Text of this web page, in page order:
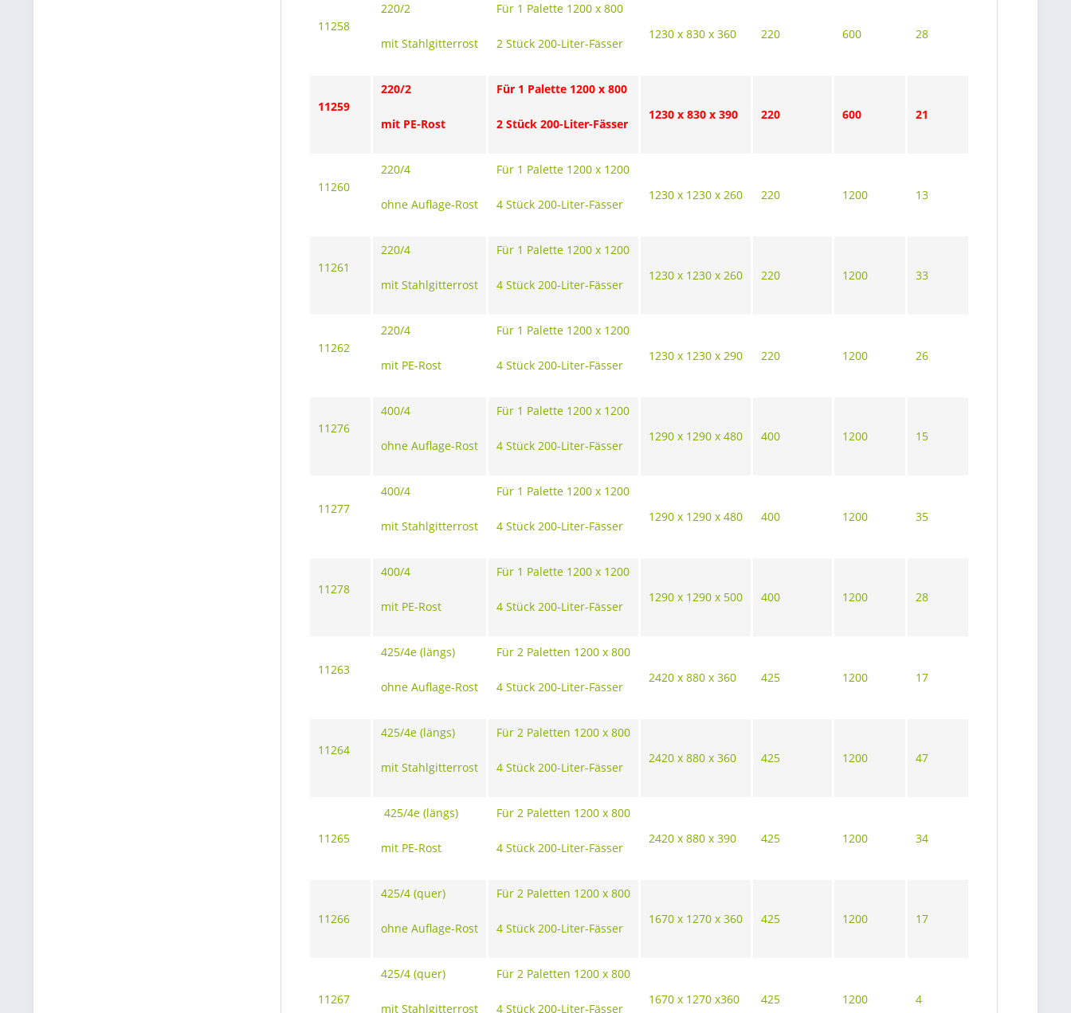
11258
220/2
mit Stahlgitterrost
Für 1 Palette 1200 x 800
2 Stück 200-Liter-Fässer
1230 x 830 x 360 220 600 28
11259
220/2
mit PE-Rost
Für 1 Palette 1200 x 800
2 Stück 200-Liter-Fässer
1230 x 830 x 390 220 600 21
11260
220/4
ohne Auflage-Rost
Für 1 Palette 1200 x 1200
4 Stück 200-Liter-Fässer
1230 x 1230 x 260 220 1200 13
11261
220/4
mit Stahlgitterrost
Für 1 Palette 1200 x 1200
4 Stück 200-Liter-Fässer
1230 x 1230 x 260 220 1200 33
11262
220/4
mit PE-Rost
Für 1 Palette 1200 x 1200
4 Stück 200-Liter-Fässer
1230 x 1230 x 290 220 1200 26
11276
400/4
ohne Auflage-Rost
Für 1 Palette 1200 x 1200
4 Stück 200-Liter-Fässer
1290 x 1290 x 480 400 1200 15
11277
400/4
mit Stahlgitterrost
Für 1 Palette 1200 x 1200
4 Stück 200-Liter-Fässer
1290 x 1290 x 480 400 1200 35
11278
400/4
mit PE-Rost
Für 1 Palette 1200 x 1200
4 Stück 200-Liter-Fässer
1290 x 1290 x 500 400 1200 28
11263
425/4e (längs)
ohne Auflage-Rost
Für 2 Paletten 1200 x 800
4 Stück 200-Liter-Fässer
2420 x 880 x 360 425 1200 17
11264
425/4e (längs)
mit Stahlgitterrost
Für 2 Paletten 1200 x 800
4 Stück 200-Liter-Fässer
2420 x 880 x 360 425 1200 47
11265
425/4e (längs)
mit PE-Rost
Für 2 Paletten 1200 x 800
4 Stück 200-Liter-Fässer
2420 x 880 x 390 425 1200 34
11266
425/4 (quer)
ohne Auflage-Rost
Für 2 Paletten 1200 x 800
4 Stück 200-Liter-Fässer
1670 x 1270 x 360 425 1200 17
11267
425/4 (quer)
mit Stahlgitterrost
Für 2 Paletten 1200 x 800
4 Stück 200-Liter-Fässer
1670 x 1270 x360 425 1200 4